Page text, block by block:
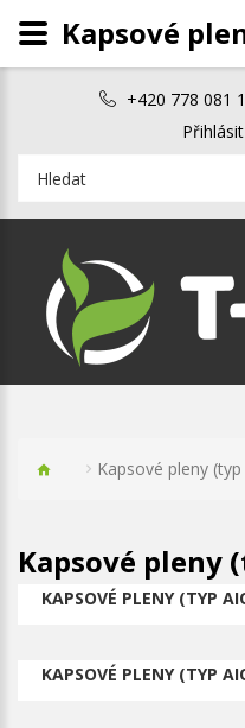
+420 778 081
Kapsové pleny
Kapsové pleny
KAPSOVÉ PLENY (TYP
KAPSOVÉ PLENY (TYP
Kapsové